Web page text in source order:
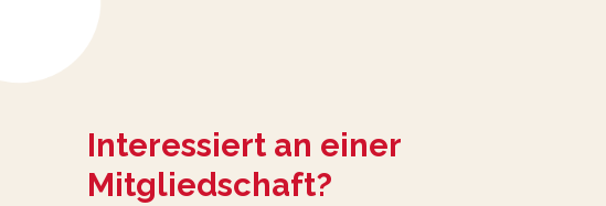
Interessiert an einer
Mitgliedschaft?